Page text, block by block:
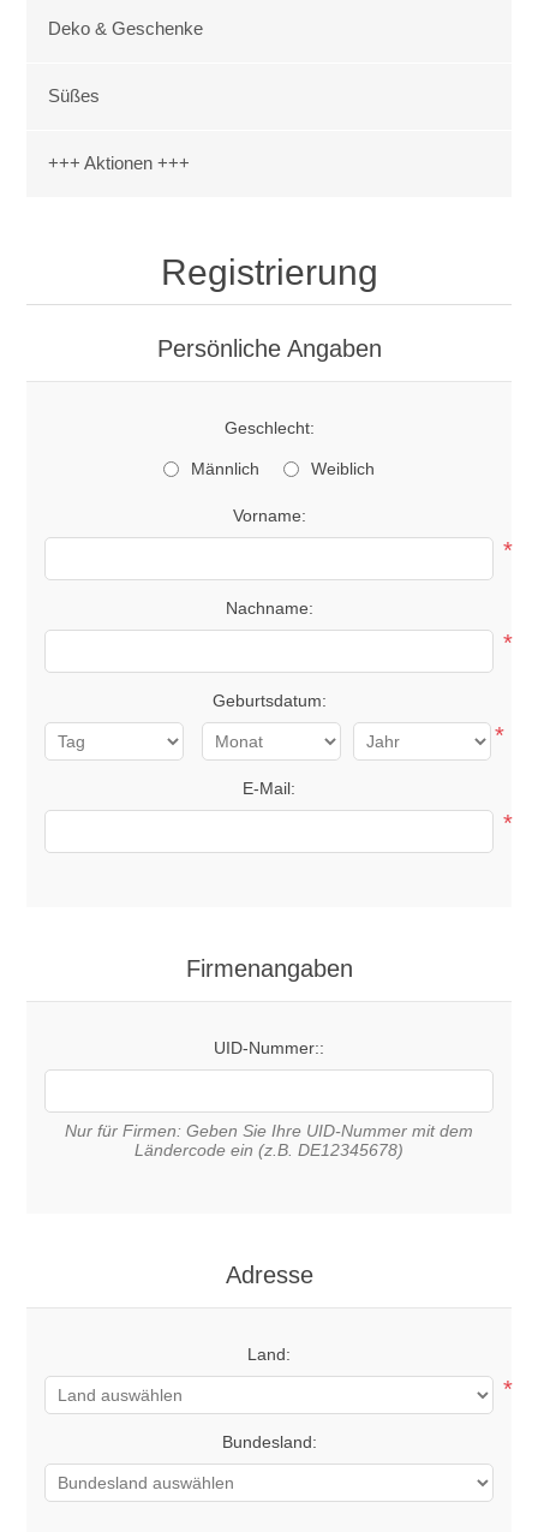
Deko & Geschenke
Süßes
+++ Aktionen +++
Registrierung
Persönliche Angaben
Geschlecht:
Männlich Weiblich
Vorname:
*
Nachname:
*
Geburtsdatum:
*
E-Mail:
*
Firmenangaben
UID-Nummer::
Nur für Firmen: Geben Sie Ihre UID-Nummer mit dem
Ländercode ein (z.B. DE12345678)
Adresse
Land:
*
Bundesland: